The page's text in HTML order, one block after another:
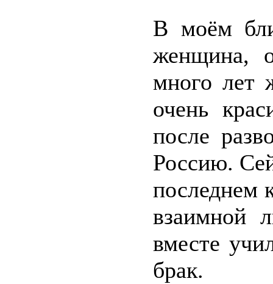
В моём
женщина,
много лет
очень
после
Россию.
последнем
взаимной
вместе
брак.